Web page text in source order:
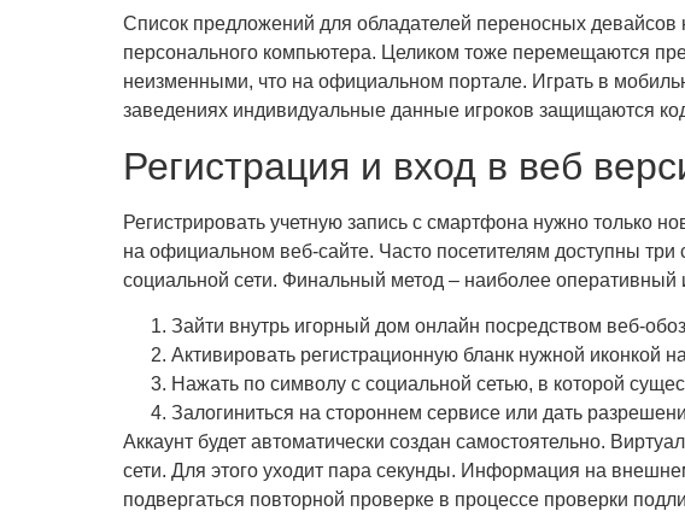
Список предложений для обладателей переносных девайсов
персонального компьютера. Целиком тоже перемещаются
неизменными, что на официальном портале. Играть в
заведениях индивидуальные данные игроков защищаются
Регистрация и вход в веб
Регистрировать учетную запись с смартфона нужно только
на официальном веб-сайте. Часто посетителям доступны
социальной сети. Финальный метод – наиболее
Зайти внутрь игорный дом онлайн посредством веб-
Активировать регистрационную бланк нужной иконкой
Нажать по символу с социальной сетью, в которой
Залогиниться на стороннем сервисе или дать
Аккаунт будет автоматически создан самостоятельно.
сети. Для этого уходит пара секунды. Информация на
подвергаться повторной проверке в процессе проверки